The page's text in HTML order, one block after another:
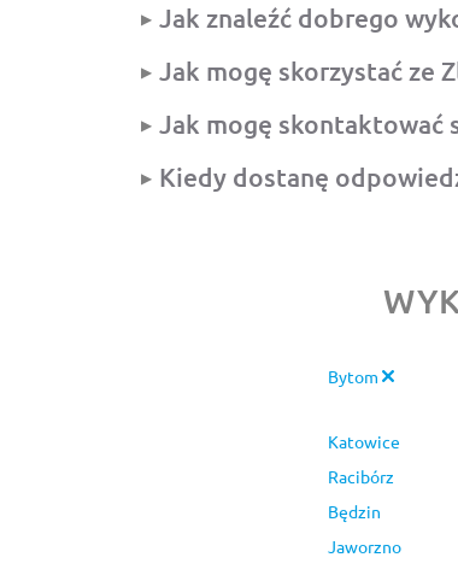
Jak znaleźć dobrego
Jak mogę skorzystać ze
Jak mogę skontaktować
Kiedy dostanę
Bytom
Katowice
Racibórz
Będzin
Jaworzno